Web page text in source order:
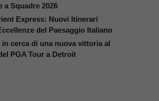
a Squadre 2026
Express: Nuovi Itinerari
del Paesaggio Italiano
cerca di una nuova vittoria al
PGA Tour a Detroit